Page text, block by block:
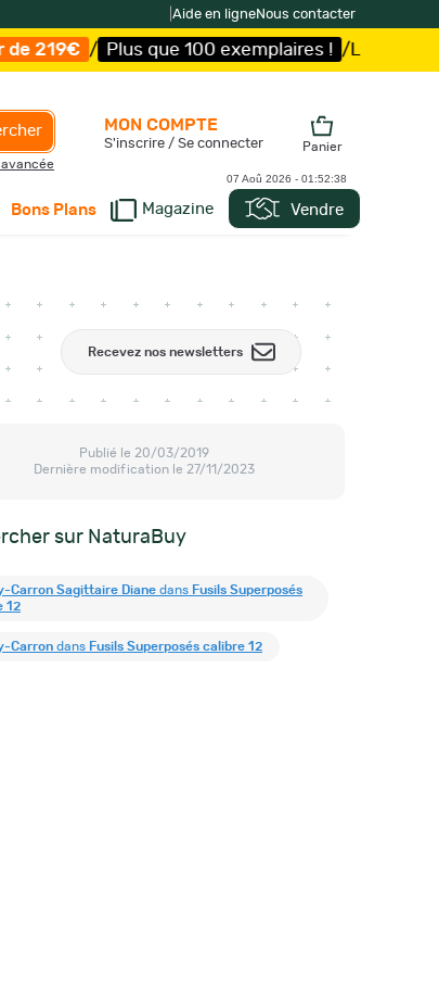
Aide en ligneNous contacter
100 exemplaires ! /Livraison offerte et
Bons Plans Magazine Vendre
MON COMPTE
S'inscrire / Se connecter Panier
07 Aoû 2026 - 01:52:39
Recevez nos newsletters
Publié le 20/03/2019
Dernière modification le 27/11/2023
sur NaturaBuy
Carron Sagittaire Diane dans Fusils Superposés
12
Carron dans Fusils Superposés calibre 12